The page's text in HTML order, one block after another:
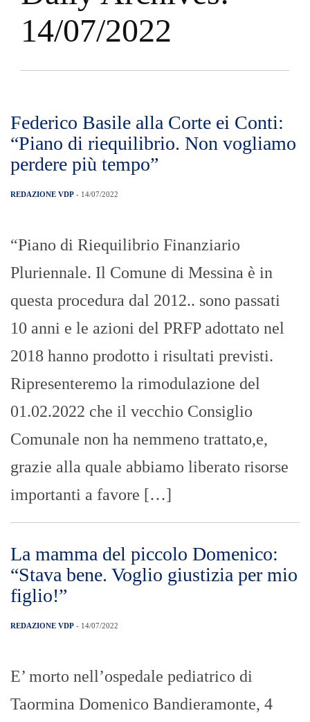
14/07/2022
Federico Basile alla Corte ei Conti:
“Piano di riequilibrio. Non vogliamo
perdere più tempo”
REDAZIONE VDP - 14/07/2022
“Piano di Riequilibrio Finanziario
Pluriennale. Il Comune di Messina è in
questa procedura dal 2012.. sono passati
10 anni e le azioni del PRFP adottato nel
2018 hanno prodotto i risultati previsti.
Ripresenteremo la rimodulazione del
01.02.2022 che il vecchio Consiglio
Comunale non ha nemmeno trattato,e,
grazie alla quale abbiamo liberato risorse
importanti a favore […]
La mamma del piccolo Domenico:
“Stava bene. Voglio giustizia per mio
figlio!”
REDAZIONE VDP - 14/07/2022
E’ morto nell’ospedale pediatrico di
Taormina Domenico Bandieramonte, 4